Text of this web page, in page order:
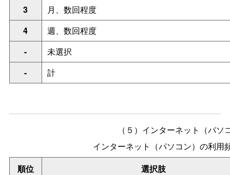
3
月、数回程度
4
週、数回程度
-
未選択
-
計
（５）インターネット（パソ
インターネット（パソコン）の利用
順位
選択肢